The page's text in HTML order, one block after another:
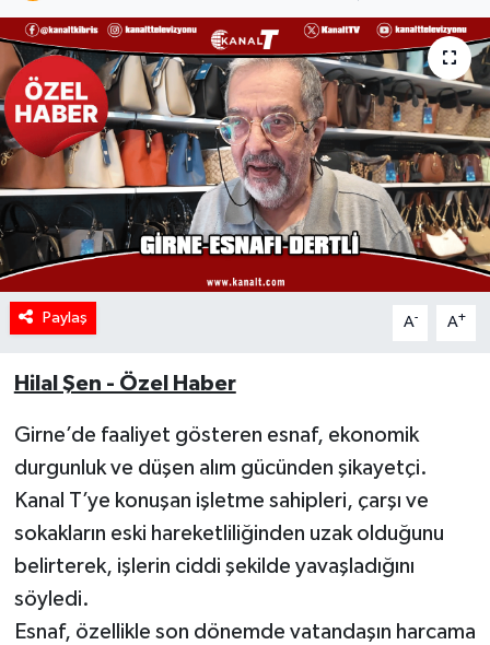
Paylaş A- A+
Hilal Şen - Özel Haber
Girne’de faaliyet gösteren esnaf, ekonomik
durgunluk ve düşen alım gücünden şikayetçi.
Kanal T’ye konuşan işletme sahipleri, çarşı ve
sokakların eski hareketliliğinden uzak olduğunu
belirterek, işlerin ciddi şekilde yavaşladığını
söyledi.
Esnaf, özellikle son dönemde vatandaşın harcama